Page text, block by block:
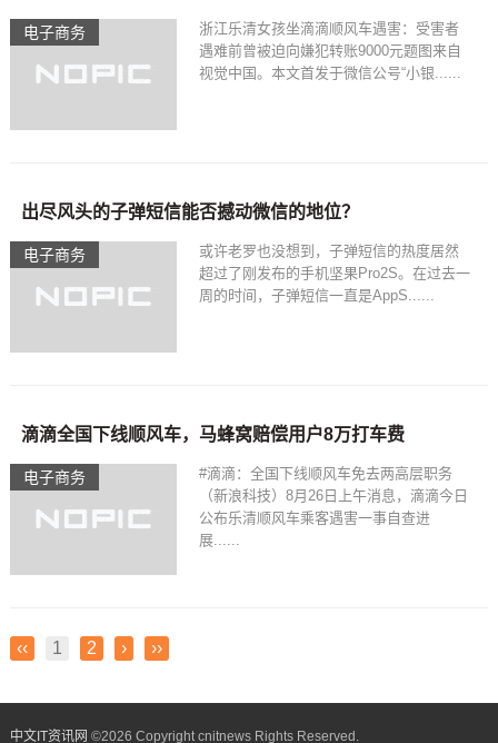
电子商务
浙江乐清女孩坐滴滴顺风车遇害：受害者
遇难前曾被迫向嫌犯转账9000元题图来自
视觉中国。本文首发于微信公号“小银......
电子商务
出尽风头的子弹短信能否撼动微信的地位？
或许老罗也没想到，子弹短信的热度居然
超过了刚发布的手机坚果Pro2S。在过去一
周的时间，子弹短信一直是AppS......
电子商务
滴滴全国下线顺风车，马蜂窝赔偿用户8万打车费
#滴滴：全国下线顺风车免去两高层职务
（新浪科技）8月26日上午消息，滴滴今日
公布乐清顺风车乘客遇害一事自查进
展......
‹‹ 1 2 › ››
中文IT资讯网 ©2026 Copyright cnitnews Rights Reserved.